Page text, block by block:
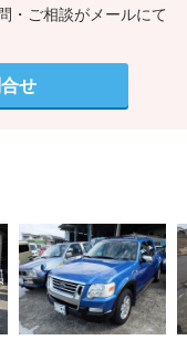
・ご相談がメールにて
せ